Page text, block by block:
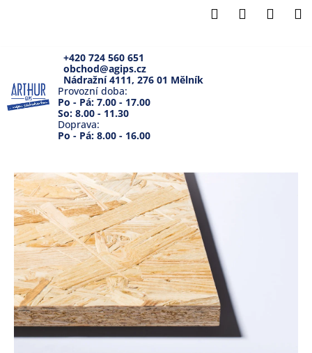
HledatPřihlášení
+420 724 560 651
obchod@agips.cz
Nádražní 4111, 276 01 Mělník
Provozní doba:
Po - Pá: 7.00 - 17.00
So: 8.00 - 11.30
Doprava:
Po - Pá: 8.00 - 16.00
o
p
ř
e
b
u
j
e
t
e
n
a